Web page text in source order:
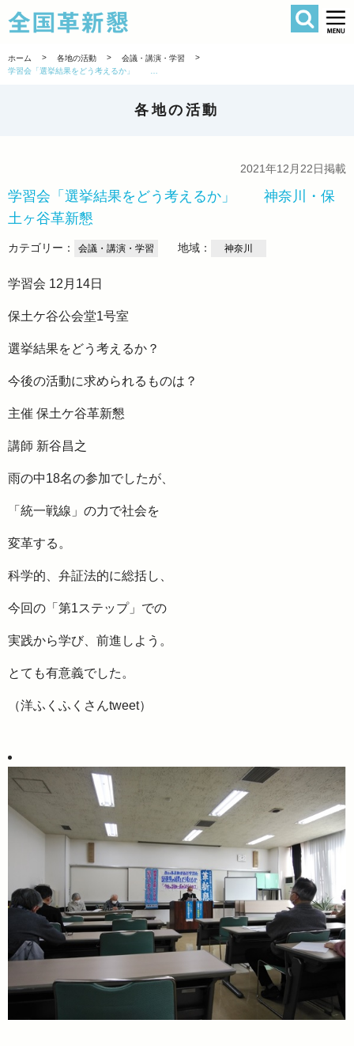
全国革新懇
検索
ホーム > 各地の活動 > 会議・講演・学習
>
各地の活動
2021年12月22日掲載
学習会「選挙結果をどう考えるか」 神奈川・保
土ヶ谷革新懇
カテゴリー： 会議・講演・学習 地域： 神奈川
学習会 12月14日
保土ケ谷公会堂1号室
選挙結果をどう考えるか？
今後の活動に求められるものは？
主催 保土ケ谷革新懇
講師 新谷昌之
雨の中18名の参加でしたが、
「統一戦線」の力で社会を
変革する。
科学的、弁証法的に総括し、
今回の「第1ステップ」での
実践から学び、前進しよう。
とても有意義でした。
（洋ふくふくさんtweet）